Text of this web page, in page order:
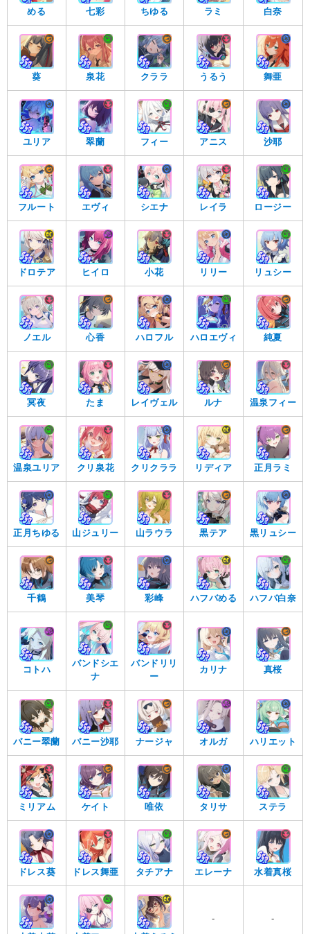
める 七彩 ちゆる ラミ 白奈
葵 泉花 クララ うるう 舞亜
ユリア 翠蘭 フィー アニス 沙耶
フルート エヴィ シエナ レイラ ロージー
ドロテア ヒイロ 小花 リリー リュシー
ノエル 心香 ハロフル ハロエヴィ 純夏
冥夜 たま レイヴェル ルナ 温泉フィー
温泉ユリア クリ泉花 クリクララ リディア 正月ラミ
正月ちゆる 山ジュリー 山ラウラ 黒テア 黒リュシー
千鶴 美琴 彩峰 ハフバめる ハフバ白奈
コトハ
バンドシエ
ナ
バンドリリ
ー
カリナ 真桜
バニー翠蘭 バニー沙耶 ナージャ オルガ ハリエット
ミリアム ケイト 唯依 タリサ ステラ
ドレス葵 ドレス舞亜 タチアナ エレーナ 水着真桜
- -